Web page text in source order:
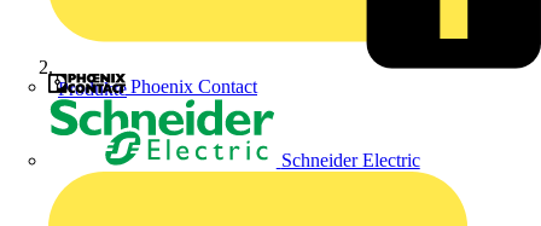
Phoenix Contact
Schneider Electric
Produkte